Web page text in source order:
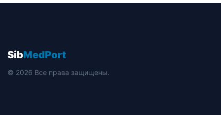
SibMedPort
© 2026 Все права защищены.